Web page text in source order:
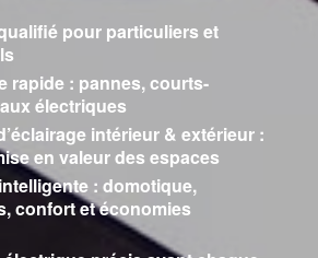
pour particuliers et
rapide : pannes, courts-
électriques
intérieur & extérieur :
en valeur des espaces
: domotique,
confort et économies